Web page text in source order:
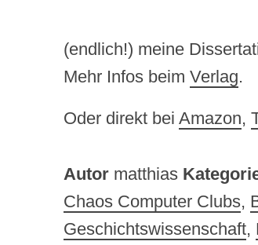
(endlich!) meine
Mehr Infos beim Verlag.
Oder direkt bei Amazon,
Autor matthias
Chaos Computer Clubs,
Geschichtswissenschaft,